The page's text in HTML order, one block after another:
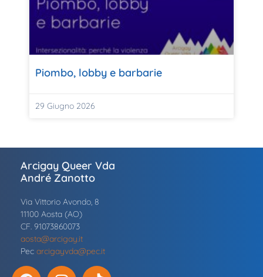
Piombo, lobby e barbarie
29 Giugno 2026
Arcigay Queer Vda
André Zanotto
Via Vittorio Avondo, 8
11100 Aosta (AO)
CF. 91073860073
aosta@arcigay.it
Pec arcigayvda@pec.it